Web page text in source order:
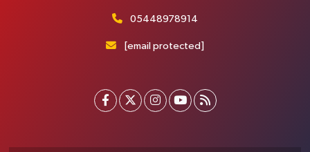
05448978914
[email protected]